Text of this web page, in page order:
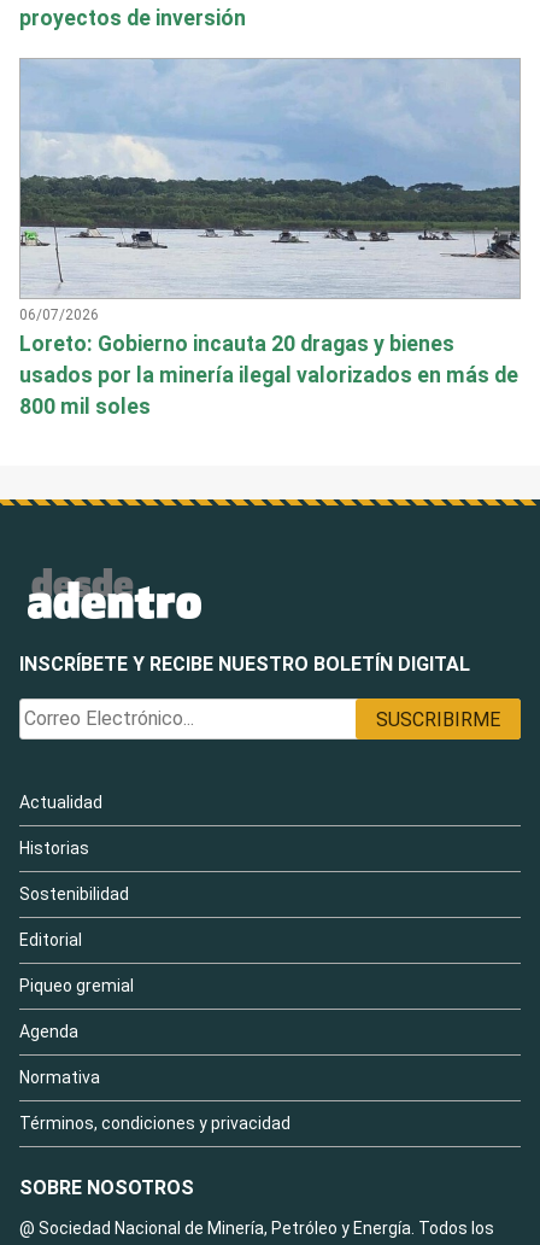
proyectos de inversión
06/07/2026
Loreto: Gobierno incauta 20 dragas y bienes
usados por la minería ilegal valorizados en más de
800 mil soles
INSCRÍBETE Y RECIBE NUESTRO BOLETÍN DIGITAL
Actualidad
Historias
Sostenibilidad
Editorial
Piqueo gremial
Agenda
Normativa
Términos, condiciones y privacidad
SOBRE NOSOTROS
@ Sociedad Nacional de Minería, Petróleo y Energía. Todos los